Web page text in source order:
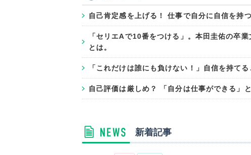
自己肯定感を上げる！ 仕事で自分に自信を持
「セリエAで10番をつける」。本田圭佑の卒
とは。
「これだけは誰にも負けない！」自信を持て
自己評価は厳しめ？ 「自分は仕事ができる」
新着記事